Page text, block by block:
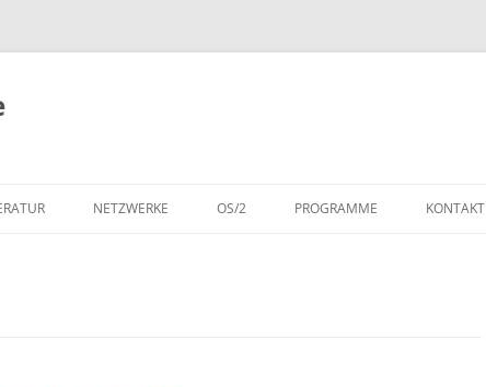
NETZWERKE OS/2 PROGRAMME KONTAKT